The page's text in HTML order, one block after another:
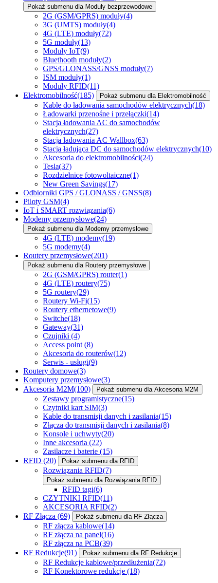
Pokaż submenu dla Moduły bezprzewodowe
2G (GSM/GPRS) moduły(4)
3G (UMTS) moduły(4)
4G (LTE) moduły(72)
5G moduły(13)
Moduły IoT(9)
Bluethooth moduły(2)
GPS/GLONASS/GNSS moduły(7)
ISM moduły(1)
Moduły RFID(11)
Elektromobilność(185) Pokaż submenu dla Elektromobilność
Kable do ładowania samochodów elektrycznych(18)
Ładowarki przenośne i przełączki(14)
Stacja ładowania AC do samochodów
elektrycznych(27)
Stacja ładowania AC Wallbox(63)
Stacja ładująca DC do samochodów elektrycznych(10)
Akcesoria do elektromobilności(24)
Tesla(37)
Rozdzielnice fotowoltaiczne(1)
New Green Savings(17)
Odbiorniki GPS / GLONASS / GNSS(8)
Piloty GSM(4)
IoT i SMART rozwiązania(6)
Modemy przemysłowe(24)
Pokaż submenu dla Modemy przemysłowe
4G (LTE) modemy(19)
5G modemy(4)
Routery przemysłowe(201)
Pokaż submenu dla Routery przemysłowe
2G (GSM/GPRS) router(1)
4G (LTE) routery(75)
5G routery(29)
Routery Wi-Fi(15)
Routery ethernetowe(9)
Switche(18)
Gateway(31)
Czujniki (4)
Access point (8)
Akcesoria do routerów(12)
Serwis - usługi(9)
Routery domowe(3)
Komputery przemysłowe(3)
Akcesoria M2M(100) Pokaż submenu dla Akcesoria M2M
Zestawy programistyczne(15)
Czytniki kart SIM(3)
Kable do transmisji danych i zasilania(15)
Złącza do transmisji danych i zasilania(8)
Konsole i uchwyty(20)
Inne akcesoria (22)
Zasilacze i baterie (15)
RFID (20) Pokaż submenu dla RFID
Rozwiązania RFID(7)
Pokaż submenu dla Rozwiązania RFID
RFID tagi(6)
CZYTNIKI RFID(11)
AKCESORIA RFID(2)
RF Złącza (69) Pokaż submenu dla RF Złącza
RF złącza kablowe(14)
RF złącza na panel(16)
RF złącza na PCB(39)
RF Redukcje(91) Pokaż submenu dla RF Redukcje
RF Redukcje kablowe/przedłużenia(72)
RF Konektorowe redukcje (18)